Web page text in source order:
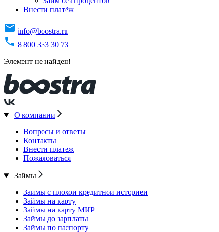
Внести платёж
info@boostra.ru
8 800 333 30 73
Элемент не найден!
О компании
Вопросы и ответы
Контакты
Внести платеж
Пожаловаться
Займы
Займы с плохой кредитной историей
Займы на карту
Займы на карту МИР
Займы до зарплаты
Займы по паспорту